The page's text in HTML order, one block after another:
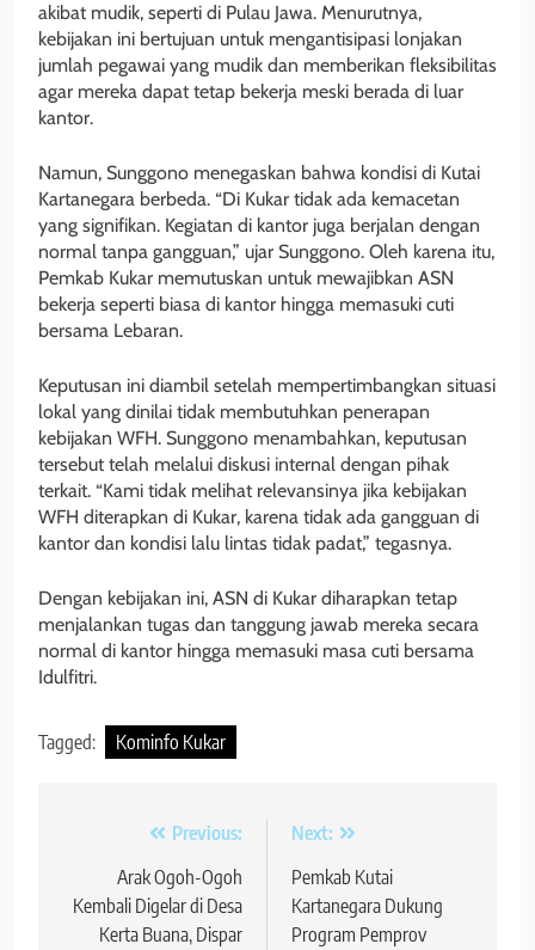
akibat mudik, seperti di Pulau Jawa. Menurutnya,
kebijakan ini bertujuan untuk mengantisipasi lonjakan
jumlah pegawai yang mudik dan memberikan fleksibilitas
agar mereka dapat tetap bekerja meski berada di luar
kantor.
Namun, Sunggono menegaskan bahwa kondisi di Kutai
Kartanegara berbeda. “Di Kukar tidak ada kemacetan
yang signifikan. Kegiatan di kantor juga berjalan dengan
normal tanpa gangguan,” ujar Sunggono. Oleh karena itu,
Pemkab Kukar memutuskan untuk mewajibkan ASN
bekerja seperti biasa di kantor hingga memasuki cuti
bersama Lebaran.
Keputusan ini diambil setelah mempertimbangkan situasi
lokal yang dinilai tidak membutuhkan penerapan
kebijakan WFH. Sunggono menambahkan, keputusan
tersebut telah melalui diskusi internal dengan pihak
terkait. “Kami tidak melihat relevansinya jika kebijakan
WFH diterapkan di Kukar, karena tidak ada gangguan di
kantor dan kondisi lalu lintas tidak padat,” tegasnya.
Dengan kebijakan ini, ASN di Kukar diharapkan tetap
menjalankan tugas dan tanggung jawab mereka secara
normal di kantor hingga memasuki masa cuti bersama
Idulfitri.
Tagged: Kominfo Kukar
Navigasi Previous:
Arak Ogoh-Ogoh
Kembali Digelar di Desa
Kerta Buana, Dispar
Next:
Pemkab Kutai
Kartanegara Dukung
Program Pemprov